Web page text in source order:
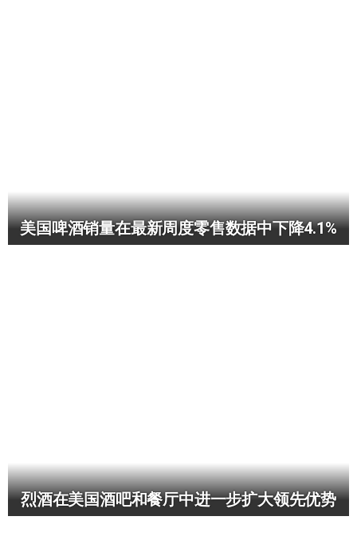
美国啤酒销量在最新周度零售数据中下降4.1%
烈酒在美国酒吧和餐厅中进一步扩大领先优势